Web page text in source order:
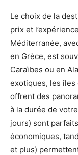
Le choix de la
prix et
Méditerranée,
en Grèce, est
Caraïbes ou en
exotiques, les îles
offrent des
à la durée de
jours) sont
économiques,
et plus)